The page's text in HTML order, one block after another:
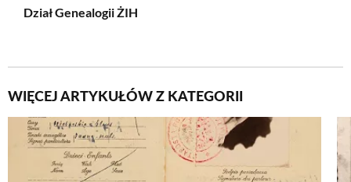
Dział Genealogii ŻIH
WIĘCEJ ARTYKUŁÓW Z KATEGORII